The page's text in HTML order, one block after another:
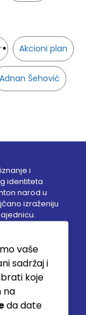
Akcioni plan
Adnan Šehović
i
identiteta
narod u
izraženiju
Novi Pazar
032
033
vaše
sadržaj i
koje
na
da date